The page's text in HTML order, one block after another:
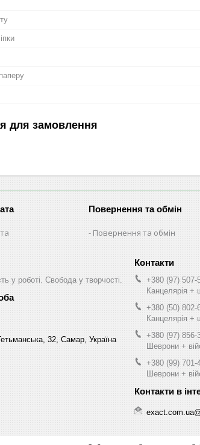
для замовлення
Повернення та обмін
Повернення та обмін
у роботі. Свобода у творчості.
32, Самар, Україна
+380 (97) 507-
Канцелярія +
+380 (50) 802-
Канцелярія +
+380 (97) 856-
Шеврони +
+380 (99) 701-
Шеврони +